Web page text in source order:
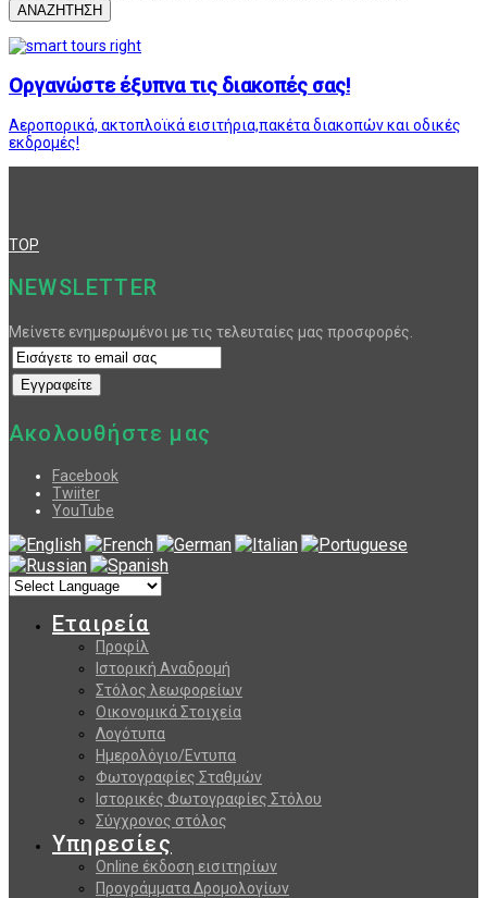
ΑΝΑΖΗΤΗΣΗ
Οργανώστε έξυπνα τις διακοπές σας!
Αεροπορικά, ακτοπλοϊκά εισιτήρια,πακέτα διακοπών και οδικές
εκδρομές!
TOP
NEWSLETTER
Μείνετε ενημερωμένοι με τις τελευταίες μας προσφορές.
Ακολουθήστε μας
Facebook
Twiiter
YouTube
Εταιρεία
Προφίλ
Ιστορική Αναδρομή
Στόλος λεωφορείων
Οικονομικά Στοιχεία
Λογότυπα
Ημερολόγιο/Εντυπα
Φωτογραφίες Σταθμών
Ιστορικές Φωτογραφίες Στόλου
Σύγχρονος στόλος
Υπηρεσίες
Online έκδοση εισιτηρίων
Προγράμματα Δρομολογίων